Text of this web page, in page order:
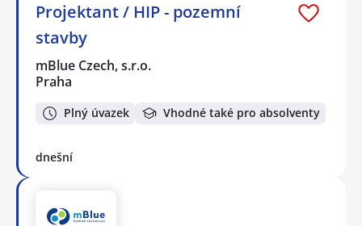
Projektant / HIP - pozemní
stavby
mBlue Czech, s.r.o.
Praha
Plný úvazek Vhodné také pro absolventy
dnešní